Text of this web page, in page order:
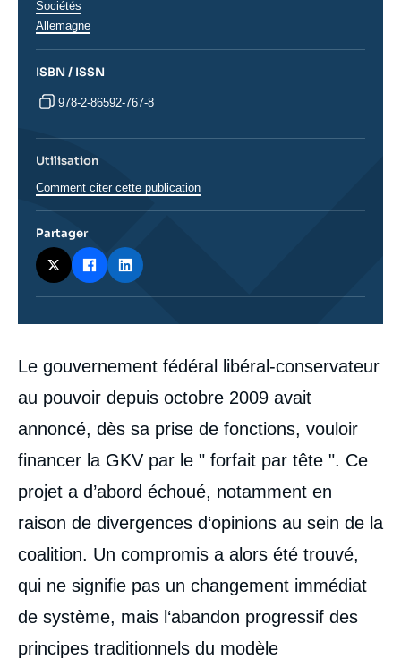
Corps
analyses
Le gouvernement fédéral libéral-conservateur
au pouvoir depuis octobre 2009 avait
annoncé, dès sa prise de fonctions, vouloir
financer la GKV par le " forfait par tête ". Ce
projet a d’abord échoué, notamment en
raison de divergences d‘opinions au sein de la
coalition. Un compromis a alors été trouvé,
qui ne signifie pas un changement immédiat
de système, mais l‘abandon progressif des
principes traditionnels du modèle
analyses
Sociétés
Régions
Allemagne
ISBN / ISSN
978-2-86592-767-8
Utilisation
Comment citer cette publication
Partager